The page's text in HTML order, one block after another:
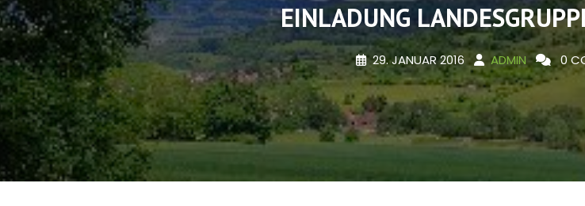
EINLADUNG
29. JANUAR 2016 ADMIN 0